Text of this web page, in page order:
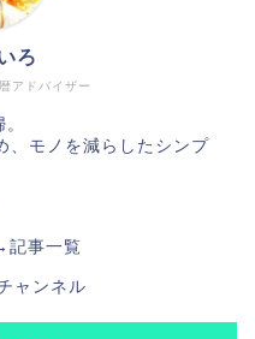
アドバイザー
ろ
、モノを減らしたシンプ
記事一覧
ャンネル